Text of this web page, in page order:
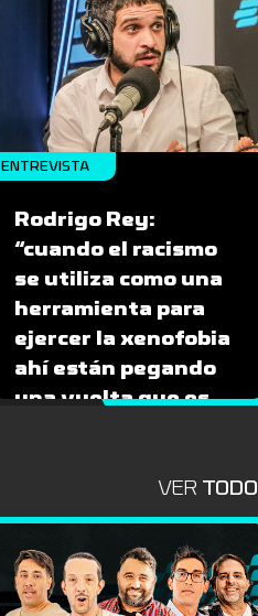
ENTREVISTA
Rodrigo Rey:
“cuando el racismo
se utiliza como una
herramienta para
ejercer la xenofobia
ahí están pegando
una vuelta que es
VER TODO